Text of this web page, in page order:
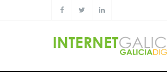
Pasar al contenido principal